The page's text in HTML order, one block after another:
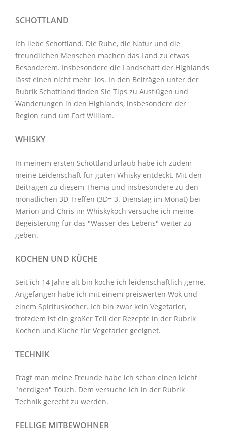
SCHOTTLAND
Ich liebe Schottland. Die Ruhe, die Natur und die
freundlichen Menschen machen das Land zu etwas
Besonderem. Insbesondere die Landschaft der Highlands
lässt einen nicht mehr los. In den Beiträgen unter der
Rubrik Schottland finden Sie Tips zu Ausflügen und
Wanderungen in den Highlands, insbesondere der
Region rund um Fort William.
WHISKY
In meinem ersten Schottlandurlaub habe ich zudem
meine Leidenschaft für guten Whisky entdeckt. Mit den
Beiträgen zu diesem Thema und insbesondere zu den
monatlichen 3D Treffen (3D= 3. Dienstag im Monat) bei
Marion und Chris im Whiskykoch versuche ich meine
Begeisterung für das "Wasser des Lebens" weiter zu
geben.
KOCHEN UND KÜCHE
Seit ich 14 Jahre alt bin koche ich leidenschaftlich gerne.
Angefangen habe ich mit einem preiswerten Wok und
einem Spirituskocher. Ich bin zwar kein Vegetarier,
trotzdem ist ein großer Teil der Rezepte in der Rubrik
Kochen und Küche für Vegetarier geeignet.
TECHNIK
Fragt man meine Freunde habe ich schon einen leicht
"nerdigen" Touch. Dem versuche ich in der Rubrik
Technik gerecht zu werden.
FELLIGE MITBEWOHNER